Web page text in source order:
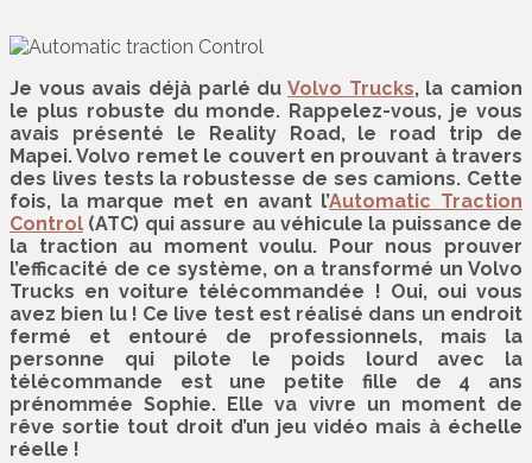
Je vous avais déjà parlé du Volvo Trucks, la camion
le plus robuste du monde. Rappelez-vous, je vous
avais présenté le Reality Road, le road trip de
Mapei. Volvo remet le couvert en prouvant à travers
des lives tests la robustesse de ses camions. Cette
fois, la marque met en avant l’Automatic Traction
Control (ATC) qui assure au véhicule la puissance de
la traction au moment voulu. Pour nous prouver
l’efficacité de ce système, on a transformé un Volvo
Trucks en voiture télécommandée ! Oui, oui vous
avez bien lu ! Ce live test est réalisé dans un endroit
fermé et entouré de professionnels, mais la
personne qui pilote le poids lourd avec la
télécommande est une petite fille de 4 ans
prénommée Sophie. Elle va vivre un moment de
rêve sortie tout droit d’un jeu vidéo mais à échelle
réelle !